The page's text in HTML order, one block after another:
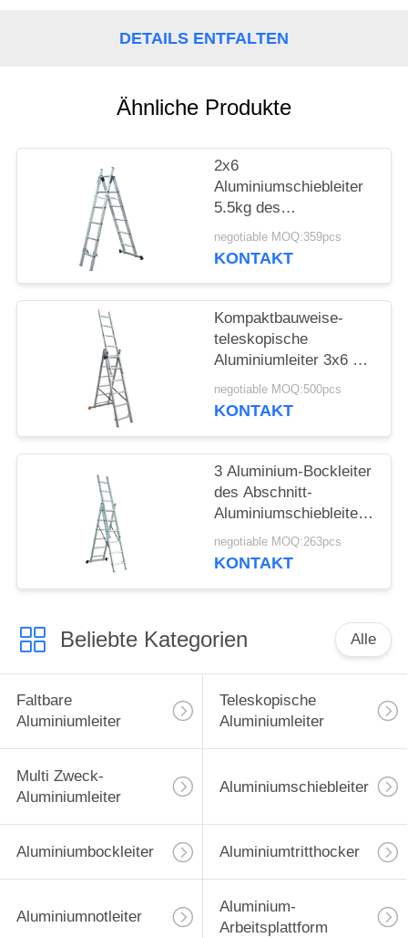
PRIVACY
POLICY
DETAILS ENTFALTEN
Ähnliche Produkte
2x6
Aluminiumschiebleiter
5.5kg des
Leichtgewichtler-6063
leicht getragen
negotiable MOQ:359pcs
KONTAKT
Kompaktbauweise-
teleskopische
Aluminiumleiter 3x6 GS
EN131 bescheinigt
negotiable MOQ:500pcs
KONTAKT
3 Aluminium-Bockleiter
des Abschnitt-
Aluminiumschiebleiter-
multi Gebrauchs-3x6
negotiable MOQ:263pcs
KONTAKT
Beliebte Kategorien Alle
Faltbare
Aluminiumleiter
Teleskopische
Aluminiumleiter
Multi Zweck-
Aluminiumleiter
Aluminiumschiebleiter
Aluminiumbockleiter Aluminiumtritthocker
Aluminiumnotleiter
Aluminium-
Arbeitsplattform